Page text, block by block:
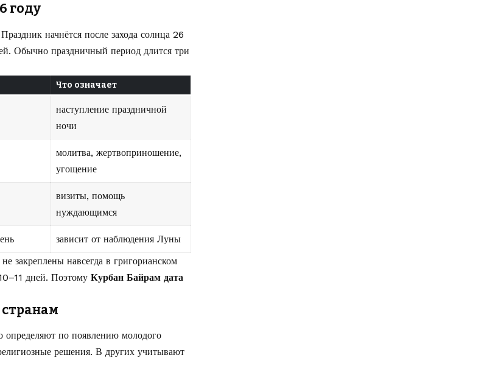
году
начнётся после захода солнца 26
Обычно праздничный период длится три
Что означает
наступление праздничной
ночи
молитва, жертвоприношение,
угощение
визиты, помощь
нуждающимся
зависит от наблюдения Луны
закреплены навсегда в григорианском
дней. Поэтому Курбан Байрам дата
определяют по появлению молодого
решения. В других учитывают